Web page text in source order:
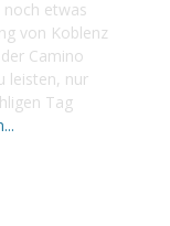
etwas
von Koblenz
Camino
leisten, nur
Tag